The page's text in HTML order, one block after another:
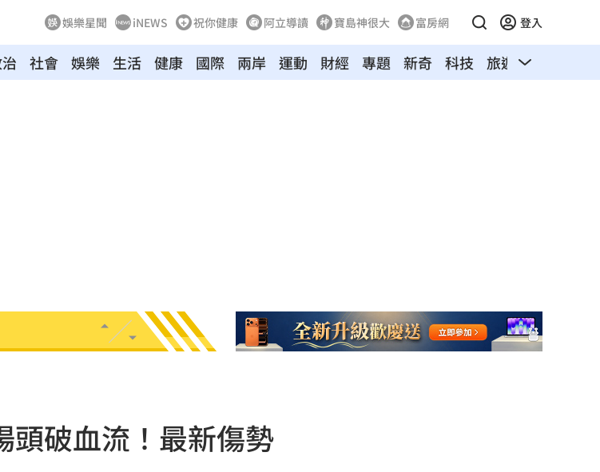
娛樂星聞 iNEWS 祝你健康 阿立導讀 寶島神很大 富房網 登入
社會 娛樂 生活 健康 國際 兩岸 運動 財經 專題 新奇 科技 旅遊 汽車
破血流！最新傷勢